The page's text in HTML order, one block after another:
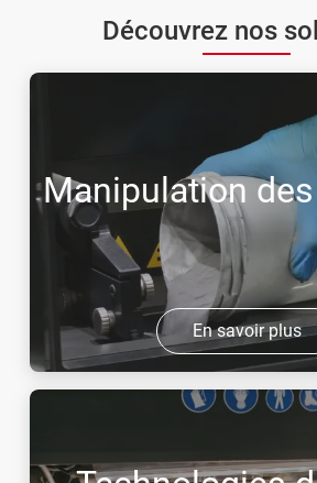
Découvrez nos
Manipulation
En savoir plus